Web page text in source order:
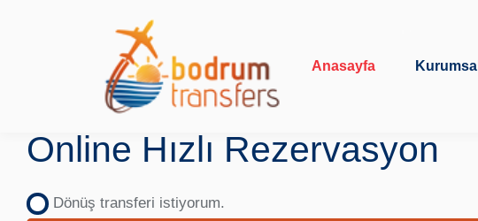
Anasayfa Kurumsal
Online Hızlı Rezervasyon
Dönüş transferi istiyorum.